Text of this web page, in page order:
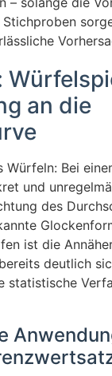
an die
Würfeln: Bei
und
des
ist die
deutlich
statistische